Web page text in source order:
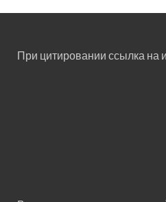
При цитировании ссылка на